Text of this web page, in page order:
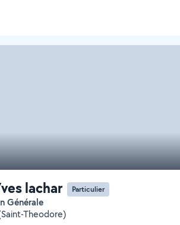
lachar Particulier
Générale
Theodore)